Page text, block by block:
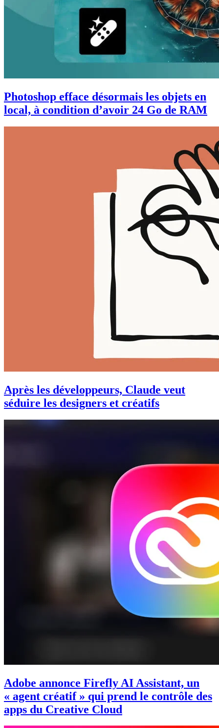
Photoshop efface désormais les objets en
local, à condition d’avoir 24 Go de RAM
Après les développeurs, Claude veut
séduire les designers et créatifs
Adobe annonce Firefly AI Assistant, un
« agent créatif » qui prend le contrôle des
apps du Creative Cloud